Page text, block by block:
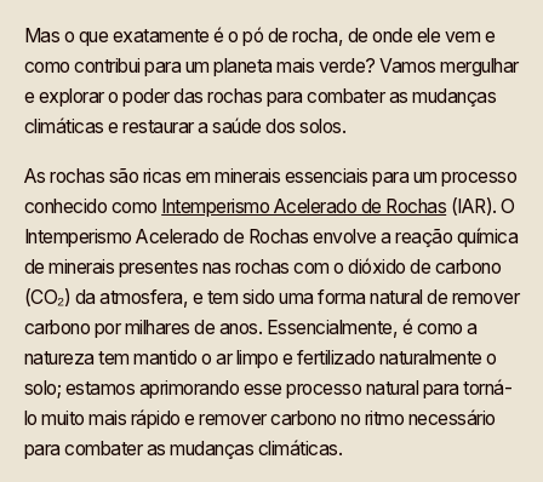
Mas o que exatamente é o pó de rocha, de onde ele vem e
como contribui para um planeta mais verde? Vamos mergulhar
e explorar o poder das rochas para combater as mudanças
climáticas e restaurar a saúde dos solos.
As rochas são ricas em minerais essenciais para um processo
conhecido como Intemperismo Acelerado de Rochas (IAR). O
Intemperismo Acelerado de Rochas envolve a reação química
de minerais presentes nas rochas com o dióxido de carbono
(CO₂) da atmosfera, e tem sido uma forma natural de remover
carbono por milhares de anos. Essencialmente, é como a
natureza tem mantido o ar limpo e fertilizado naturalmente o
solo; estamos aprimorando esse processo natural para torná-
lo muito mais rápido e remover carbono no ritmo necessário
para combater as mudanças climáticas.